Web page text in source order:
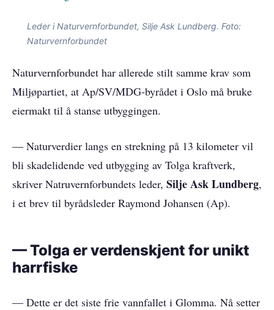
Leder i Naturvernforbundet, Silje Ask Lundberg. Foto:
Naturvernforbundet
Naturvernforbundet har allerede stilt samme krav som
Miljøpartiet, at Ap/SV/MDG-byrådet i Oslo må bruke
eiermakt til å stanse utbyggingen.
— Naturverdier langs en strekning på 13 kilometer vil
bli skadelidende ved utbygging av Tolga kraftverk,
skriver Natruvernforbundets leder, Silje Ask Lundberg,
i et brev til byrådsleder Raymond Johansen (Ap).
— Tolga er verdenskjent for unikt
harrfiske
— Dette er det siste frie vannfallet i Glomma. Nå setter